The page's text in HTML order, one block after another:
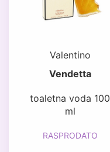
Valentino
Vendetta
toaletna voda 100
ml
RASPRODATO